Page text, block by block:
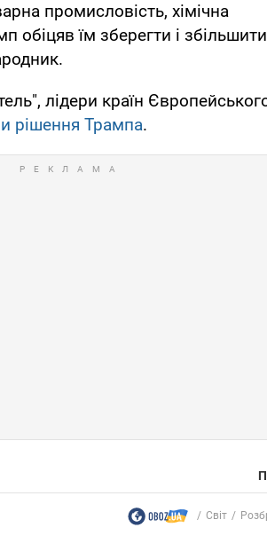
промисловість, хімічна
обіцяв їм зберегти і
лідери країн
рішення Трампа.
Світ